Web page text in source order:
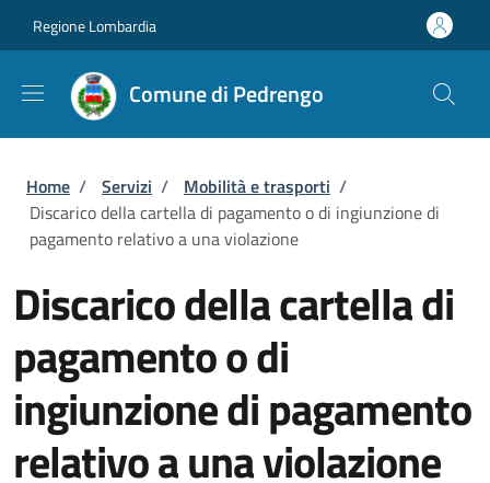
Regione Lombardia
Comune di Pedrengo
Briciole di pane
Home / Servizi / Mobilità e trasporti /
Discarico della cartella di pagamento o di ingiunzione di
pagamento relativo a una violazione
Discarico della cartella di
pagamento o di
ingiunzione di pagamento
relativo a una violazione